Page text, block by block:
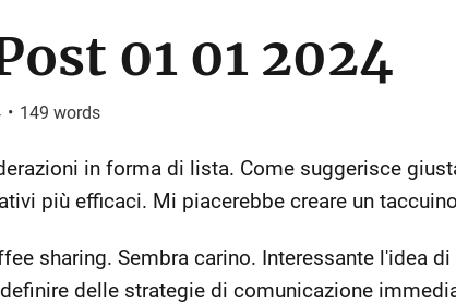
01 01 2024
• 149 words
in forma di lista. Come suggerisce
più efficaci. Mi piacerebbe creare un
sharing. Sembra carino. Interessante l'idea
delle strategie di comunicazione